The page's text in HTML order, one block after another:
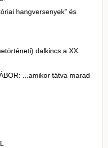
hangversenyek” és
dalkincs a XX.
...amikor tátva marad